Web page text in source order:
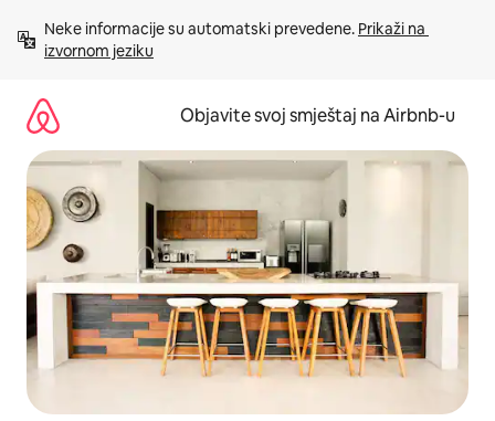
sadržaj
Neke informacije su automatski prevedene. Prikaži na
izvornom jeziku
Objavite svoj smještaj na Airbnb-u